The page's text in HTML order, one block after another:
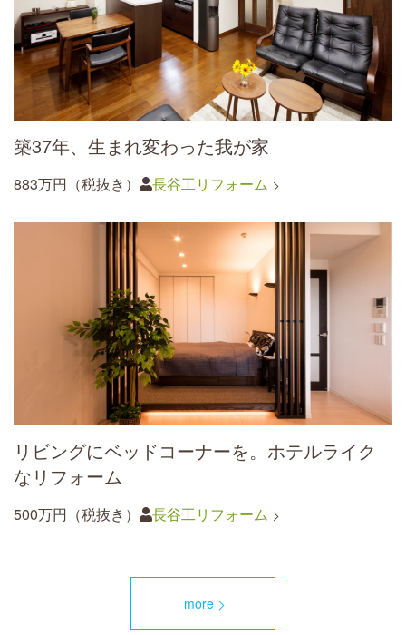
築37年、生まれ変わった我が家
883万円（税抜き） 長谷工リフォーム
リビングにベッドコーナーを。ホテルライク
なリフォーム
500万円（税抜き） 長谷工リフォーム
more